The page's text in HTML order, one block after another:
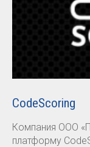
CodeScoring
Компания ООО
платформу